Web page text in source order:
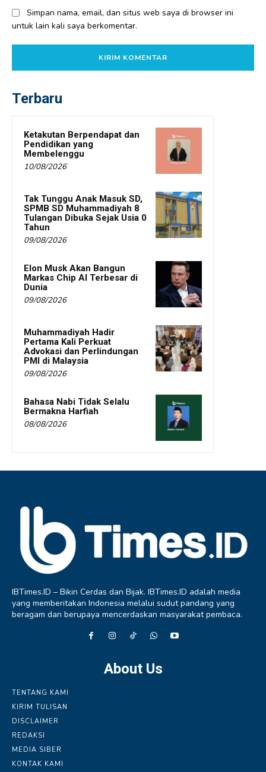
Simpan nama, email, dan situs web saya di browser ini
untuk lain kali saya berkomentar.
Terbaru
Ketakutan Berpendapat dan
Pendidikan yang
Membelenggu
10/08/2026
Tak Tunggu Anak Masuk SD,
SPMB SD Muhammadiyah 8
Tulangan Dibuka Sejak Usia 0
Tahun
09/08/2026
Elon Musk Akan Bangun
Markas Chip AI Terbesar di
Dunia
09/08/2026
Muhammadiyah Hadir
Pertama Kali Perkuat
Advokasi dan Perlindungan
PMI di Malaysia
09/08/2026
Bahasa Nabi Tidak Selalu
Bermakna Harfiah
08/08/2026
IBTimes.ID – Bikin Cerdas dan Bijak. IBTimes.ID adalah media
yang memberitakan Indonesia melalui sudut pandang yang
beragam dan berupaya mencerdaskan masyarakat pembaca.
About Us
TENTANG KAMI
KIRIM TULISAN
DISCLAIMER
REDAKSI
MEDIA SIBER
KONTAK KAMI